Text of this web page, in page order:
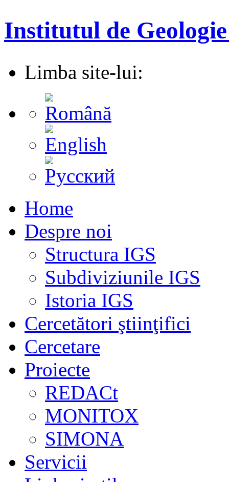
Institutul de
Limba site-lui:
Home
Despre noi
Structura IGS
Subdiviziunile IGS
Istoria IGS
Cercetători ştiinţifici
Cercetare
Proiecte
REDACt
MONITOX
SIMONA
Servicii